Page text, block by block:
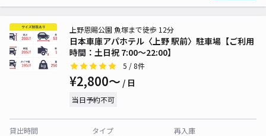
日本車庫アパホテル〈上野 駅前〉駐車場【ご利用
時間：土日祝 7:00～22:00】
上野恩賜公園 魚塚まで徒歩 12分
5 / 8件
¥2,800〜 / 日
当日予約不可
貸出時間
タイプ
再入庫